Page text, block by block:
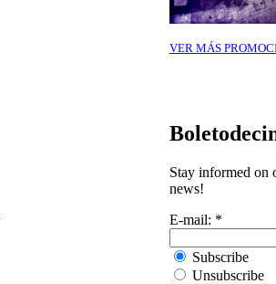
VER MÁS
Stay informed on
news!
E-mail: *
Subscribe
Unsubscribe